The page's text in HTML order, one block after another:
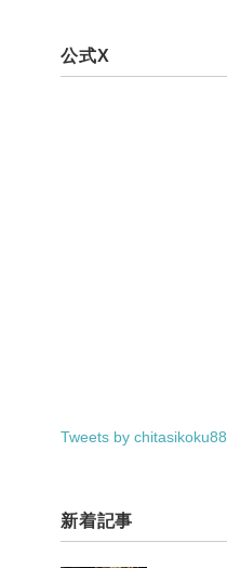
公式X
Tweets by chitasikoku88
新着記事